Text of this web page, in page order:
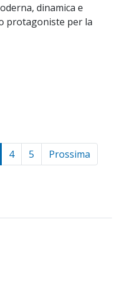
dinamica e
protagoniste per la
4 5 Prossima